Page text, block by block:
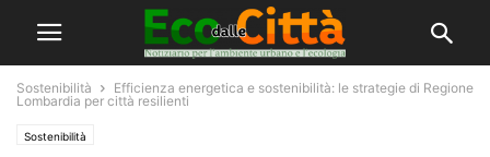
Sostenibilità
Efficienza energetica e sostenibilità: le strategie di Regione
Lombardia per città resilienti
Sostenibilità